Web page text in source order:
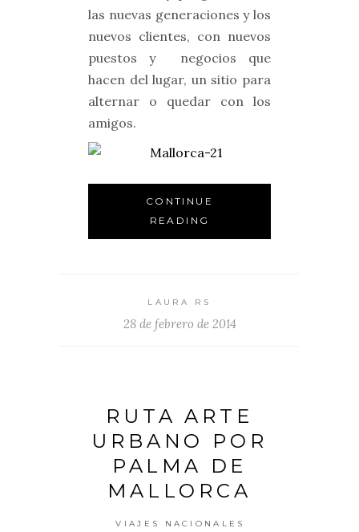
las nuevas generaciones y los
nuevos clientes, con nuevos
puestos y negocios que
hacen del lugar, un sitio para
alternar o quedar con los
amigos.
CONTINUE
READING
LAURA RS
28 de febrero de 2014
RUTA ARTE
URBANO POR
PALMA DE
MALLORCA
VIAJES NACIONALES